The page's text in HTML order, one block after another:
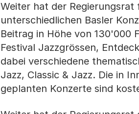
Weiter hat der Regierungsrat
unterschiedlichen Basler
Beitrag in Höhe von 130'000
Festival Jazzgrössen,
dabei verschiedene
Jazz, Classic & Jazz. Die in
geplanten Konzerte sind